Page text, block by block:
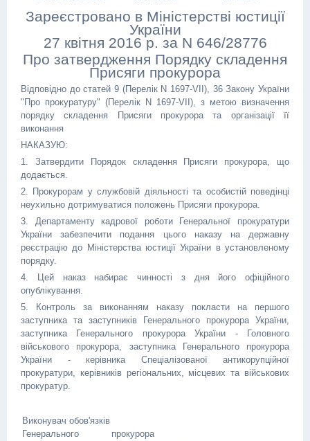
Зареєстровано в Міністерстві юстиції
України
27 квітня 2016 р. за N 646/28776
Про затвердження Порядку складення
Присяги прокурора
Відповідно до статей 9 (Перелік N 1697-VII), 36 Закону України
"Про прокуратуру" (Перелік N 1697-VII), з метою визначення
порядку складення Присяги прокурора та організації її
виконання
НАКАЗУЮ:
1. Затвердити Порядок складення Присяги прокурора, що
додається.
2. Прокурорам у службовій діяльності та особистій поведінці
неухильно дотримуватися положень Присяги прокурора.
3. Департаменту кадрової роботи Генеральної прокуратури
України забезпечити подання цього наказу на державну
реєстрацію до Міністерства юстиції України в установленому
порядку.
4. Цей наказ набирає чинності з дня його офіційного
опублікування.
5. Контроль за виконанням наказу покласти на першого
заступника та заступників Генерального прокурора України,
заступника Генерального прокурора України - Головного
військового прокурора, заступника Генерального прокурора
України - керівника Спеціалізованої антикорупційної
прокуратури, керівників регіональних, місцевих та військових
прокуратур.
Виконувач обов'язків
Генерального прокурора